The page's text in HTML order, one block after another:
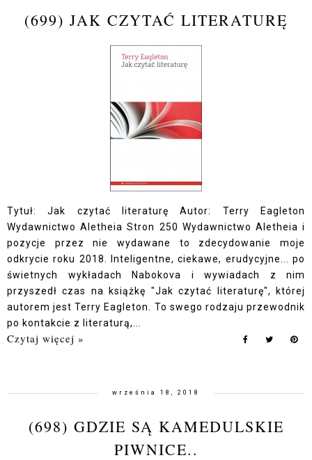
(699) JAK CZYTAĆ LITERATURĘ
Tytuł: Jak czytać literaturę Autor: Terry Eagleton
Wydawnictwo Aletheia Stron 250 Wydawnictwo Aletheia i
pozycje przez nie wydawane to zdecydowanie moje
odkrycie roku 2018. Inteligentne, ciekawe, erudycyjne... po
świetnych wykładach Nabokova i wywiadach z nim
przyszedł czas na książkę "Jak czytać literaturę", której
autorem jest Terry Eagleton. To swego rodzaju przewodnik
po kontakcie z literaturą,...
Czytaj więcej »
września 18, 2018
(698) GDZIE SĄ KAMEDULSKIE
PIWNICE..